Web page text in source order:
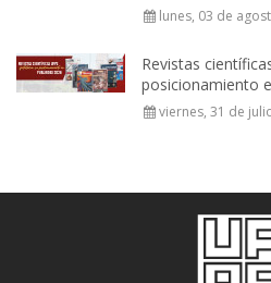
lunes, 03 de
Revistas
posicionamiento
viernes, 31 de